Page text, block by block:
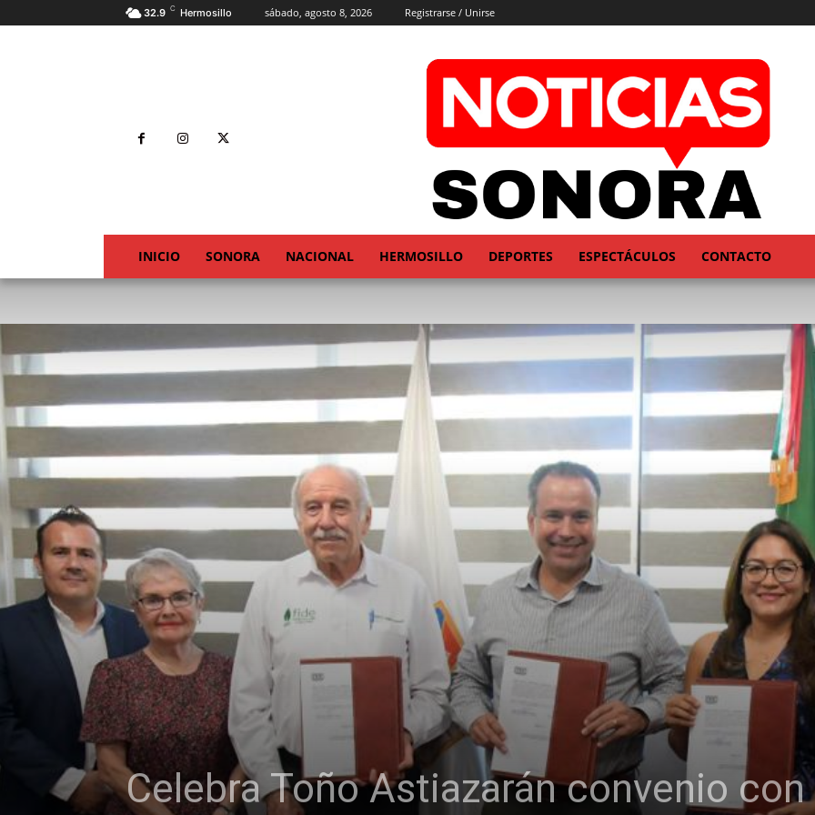
32.9 C Hermosillo sábado, agosto 8, 2026 Registrarse / Unirse
INICIO SONORA NACIONAL HERMOSILLO DEPORTES ESPECTÁCULOS CONTACTO
Celebra Toño Astiazarán convenio con